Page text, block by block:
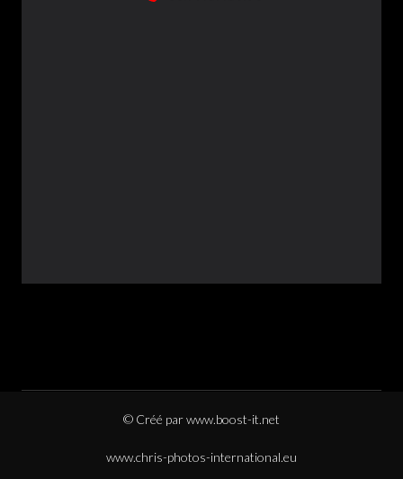
© Créé parwww.boost-it.net
www.chris-photos-international.eu